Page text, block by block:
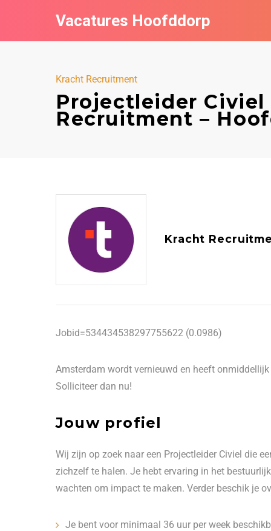
Vacatures Hoofddorp
Kracht Recruitment
Projectleider Civiel
Recruitment –
Kracht
Jobid=534434538297755622 (0.0986)
Amsterdam wordt vernieuwd en heeft
Solliciteer dan nu!
Jouw profiel
Wij zijn op zoek naar een Projectleider Civiel die
zichzelf te halen. Je hebt ervaring in het
wachten om impact te maken. Verder beschik je
Je bent voor minimaal 36 uur per week